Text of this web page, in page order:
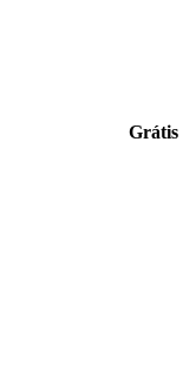
Grátis